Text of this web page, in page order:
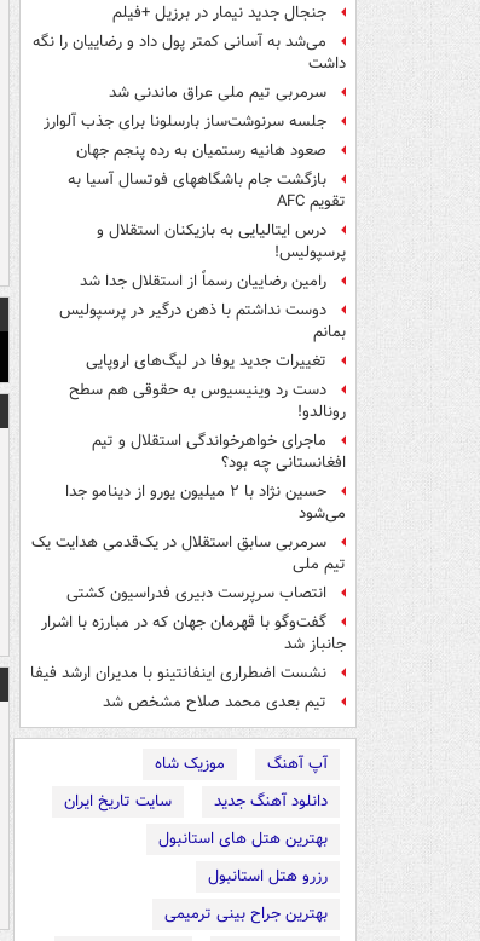
جنجال جدید نیمار در برزیل +فیلم
می‌شد به آسانی کمتر پول داد و رضاییان را نگه
داشت
سرمربی تیم ملی عراق ماندنی شد
جلسه سرنوشت‌ساز بارسلونا برای جذب آلوارز
صعود هانیه رستمیان به رده پنجم جهان
بازگشت جام باشگاههای فوتسال آسیا به
تقویم AFC
درس ایتالیایی‌ به بازیکنان استقلال و
پرسپولیس!
رامین رضاییان رسماً از استقلال جدا شد
دوست نداشتم با ذهن درگیر در پرسپولیس
بمانم
تغییرات جدید یوفا در لیگ‌های اروپایی
دست رد وینیسیوس به حقوقی هم سطح
رونالدو!
ماجرای خواهرخواندگی استقلال و تیم
افغانستانی چه بود؟
حسین نژاد با ۲ میلیون یورو از دینامو جدا
می‌شود
سرمربی سابق استقلال در یک‌قدمی هدایت یک
تیم ملی
انتصاب سرپرست دبیری فدراسیون کشتی
گفت‌وگو با قهرمان جهان که در مبارزه با اشرار
جانباز شد
نشست اضطراری اینفانتینو با مدیران ارشد فیفا
تیم بعدی محمد صلاح مشخص شد
آپ آهنگ
موزیک شاه
دانلود آهنگ جدید
سایت تاریخ ایران
بهترین هتل های استانبول
رزرو هتل استانبول
بهترین جراح بینی ترمیمی